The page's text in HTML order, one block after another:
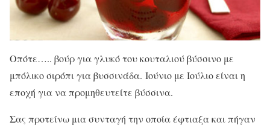
Οπότε….. βούρ για γλυκό του κουταλιού βύσσινο με
μπόλικο σιρόπι για βυσσινάδα. Ιούνιο με Ιούλιο είναι η
εποχή για να προμηθευτείτε βύσσινα.
Σας προτείνω μια συνταγή την οποία έφτιαξα και πήγαν